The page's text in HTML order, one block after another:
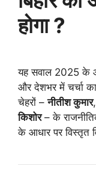
होगा ?
यह सवाल 2025 के
और देशभर में चर्चा
चेहरों –नीतीश कुमार
किशोर– के
के आधार पर विस्तृत